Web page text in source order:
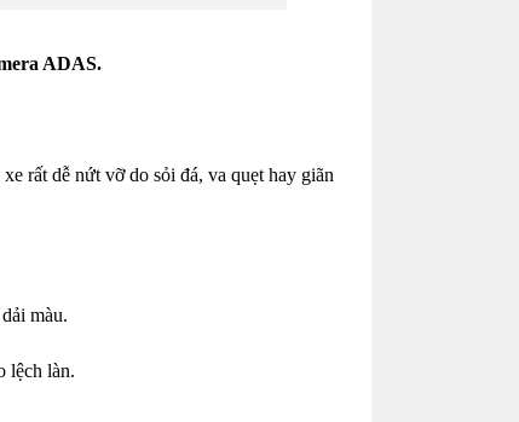
ADAS.
rất dễ nứt vỡ do sỏi đá, va quẹt hay giãn
màu.
lệch làn.